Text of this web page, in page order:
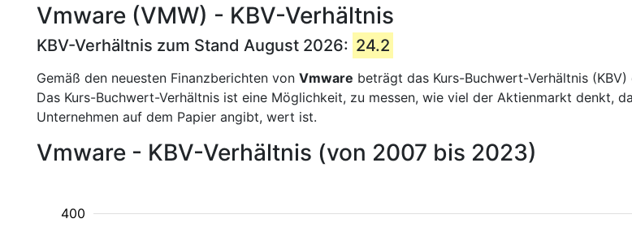
Vmware (VMW) - KBV-Verhältnis
KBV-Verhältnis zum Stand August 2026: 24.2
Gemäß den neuesten Finanzberichten von Vmware beträgt das Kurs-Buchwert-Verhältnis (KBV)
Das Kurs-Buchwert-Verhältnis ist eine Möglichkeit, zu messen, wie viel der Aktienmarkt denkt,
Unternehmen auf dem Papier angibt, wert ist.
Vmware - KBV-Verhältnis (von 2007 bis 2023)
400